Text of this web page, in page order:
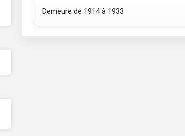
Demeure de 1914 à 1933